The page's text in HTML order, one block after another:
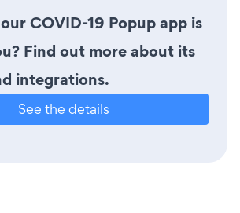
COVID-19 Popup app is
Find out more about its
integrations.
See the details